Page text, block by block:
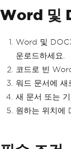
Word 및
Word 및
운로드하세요.
코드로 빈
워드 문서에 새
새 문서 또는
원하는 위치에